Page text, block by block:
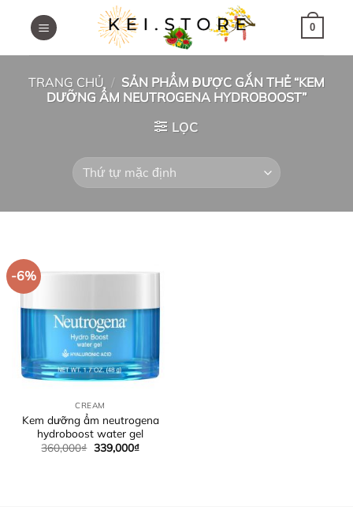
0
TRANG CHỦ / SẢN PHẨM ĐƯỢC GẮN THẺ “KEM
DƯỠNG ẨM NEUTROGENA HYDROBOOST”
LỌC
-6%
CREAM
Kem dưỡng ẩm neutrogena
hydroboost water gel
360,000₫ 339,000₫